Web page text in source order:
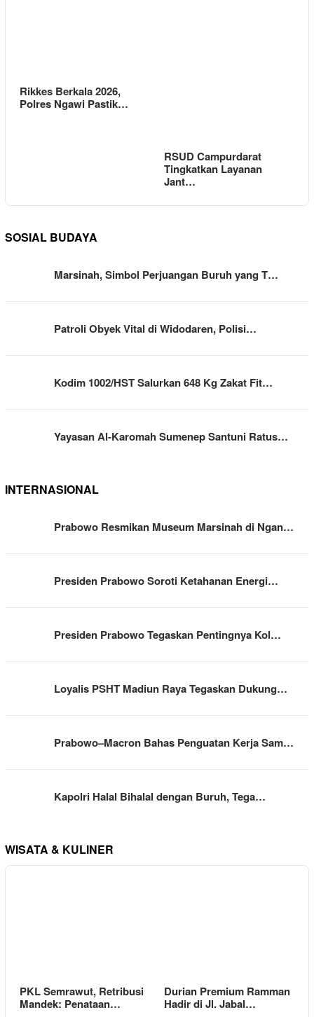
Rikkes Berkala 2026,
Polres Ngawi Pastik…
RSUD Campurdarat
Tingkatkan Layanan
Jant…
SOSIAL BUDAYA
Marsinah, Simbol Perjuangan Buruh yang T…
Patroli Obyek Vital di Widodaren, Polisi…
Kodim 1002/HST Salurkan 648 Kg Zakat Fit…
Yayasan Al-Karomah Sumenep Santuni Ratus…
INTERNASIONAL
Prabowo Resmikan Museum Marsinah di Ngan…
Presiden Prabowo Soroti Ketahanan Energi…
Presiden Prabowo Tegaskan Pentingnya Kol…
Loyalis PSHT Madiun Raya Tegaskan Dukung…
Prabowo–Macron Bahas Penguatan Kerja Sam…
Kapolri Halal Bihalal dengan Buruh, Tega…
WISATA & KULINER
PKL Semrawut, Retribusi
Mandek: Penataan…
Durian Premium Ramman
Hadir di Jl. Jabal…